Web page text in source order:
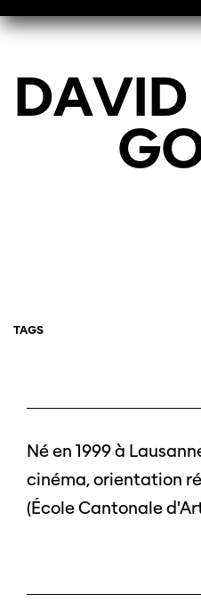
DAVID
TAGS
Né en 1999 à
cinéma, orientation
(École Cantonale